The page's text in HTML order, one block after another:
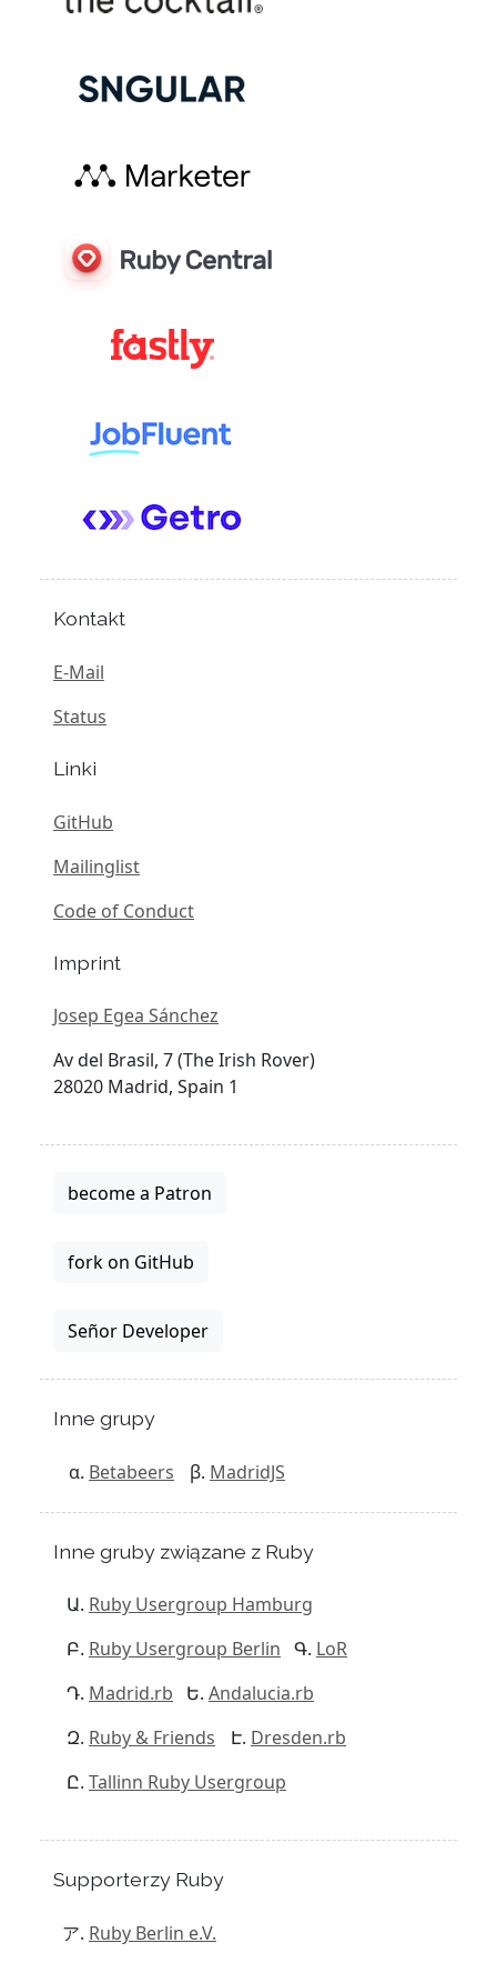
Kontakt
E-Mail
Status
Linki
GitHub
Mailinglist
Code of Conduct
Imprint
Josep Egea Sánchez
Av del Brasil, 7 (The Irish Rover)
28020 Madrid, Spain 1
become a Patron
fork on GitHub
Señor Developer
Inne grupy
Betabeers MadridJS
Inne gruby związane z Ruby
Ruby Usergroup Hamburg
Ruby Usergroup Berlin
LoR
Madrid.rb
Andalucia.rb
Ruby & Friends
Dresden.rb
Tallinn Ruby Usergroup
Supporterzy Ruby
Ruby Berlin e.V.